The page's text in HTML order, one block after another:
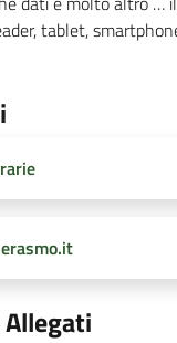
tablet,